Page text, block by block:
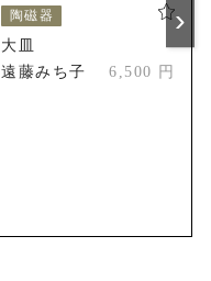
陶磁器
大皿
遠藤みち子
6,500 円
›